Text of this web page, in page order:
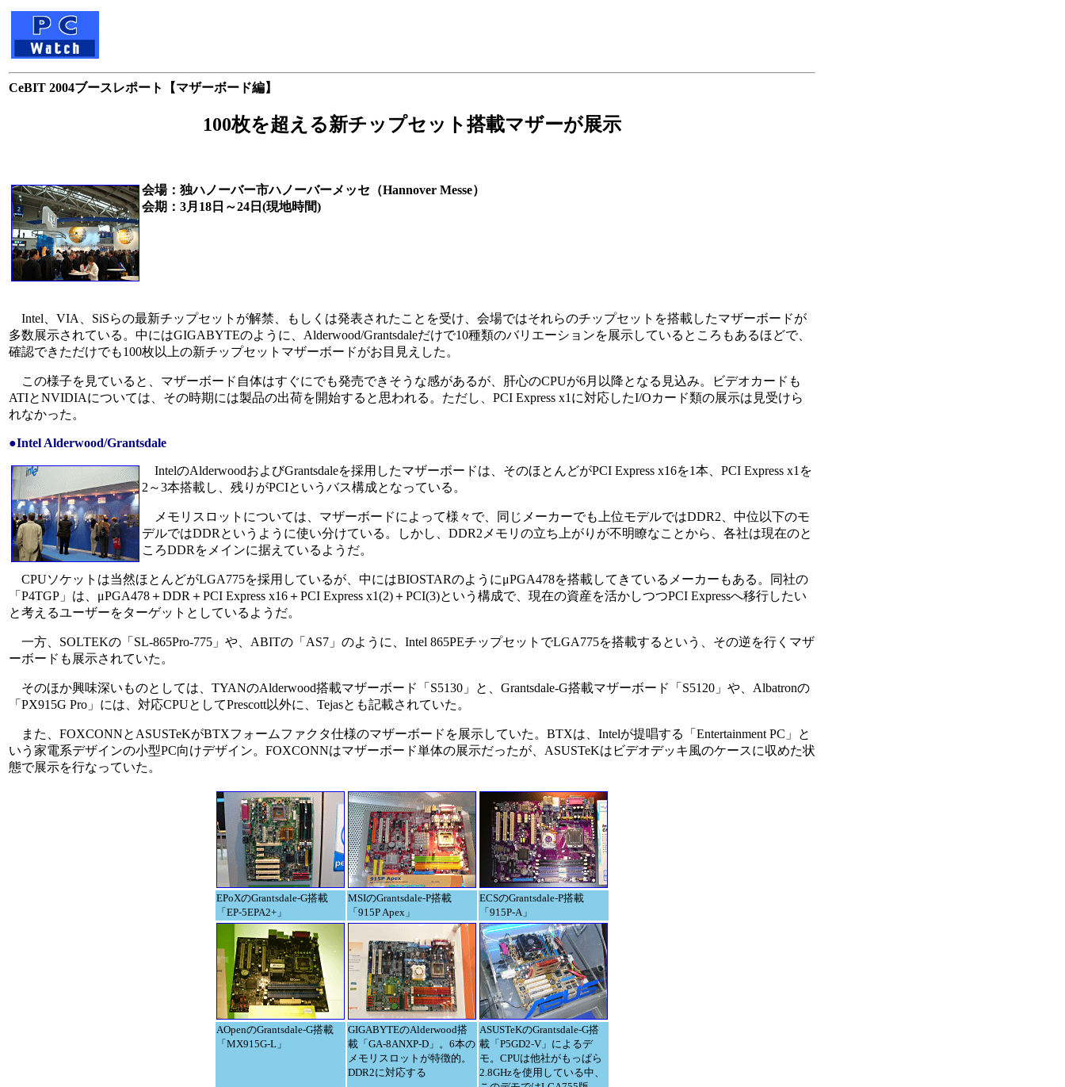
CeBIT 2004ブースレポート【マザーボード編】
100枚を超える新チップセット搭載マザーが展示
会場：独ハノーバー市ハノーバーメッセ（Hannover Messe）
会期：3月18日～24日(現地時間)
Intel、VIA、SiSらの最新チップセットが解禁、もしくは発表されたことを受け、会場ではそれらのチップセットを搭載したマザーボードが
多数展示されている。中にはGIGABYTEのように、Alderwood/Grantsdaleだけで10種類のバリエーションを展示しているところもあるほどで、
確認できただけでも100枚以上の新チップセットマザーボードがお目見えした。
この様子を見ていると、マザーボード自体はすぐにでも発売できそうな感があるが、肝心のCPUが6月以降となる見込み。ビデオカードも
ATIとNVIDIAについては、その時期には製品の出荷を開始すると思われる。ただし、PCI Express x1に対応したI/Oカード類の展示は見受けら
れなかった。
●Intel Alderwood/Grantsdale
IntelのAlderwoodおよびGrantsdaleを採用したマザーボードは、そのほとんどがPCI Express x16を1本、PCI Express x1を
2～3本搭載し、残りがPCIというバス構成となっている。
メモリスロットについては、マザーボードによって様々で、同じメーカーでも上位モデルではDDR2、中位以下のモ
デルではDDRというように使い分けている。しかし、DDR2メモリの立ち上がりが不明瞭なことから、各社は現在のと
ころDDRをメインに据えているようだ。
CPUソケットは当然ほとんどがLGA775を採用しているが、中にはBIOSTARのようにμPGA478を搭載してきているメーカーもある。同社の
「P4TGP」は、μPGA478＋DDR＋PCI Express x16＋PCI Express x1(2)＋PCI(3)という構成で、現在の資産を活かしつつPCI Expressへ移行したい
と考えるユーザーをターゲットとしているようだ。
一方、SOLTEKの「SL-865Pro-775」や、ABITの「AS7」のように、Intel 865PEチップセットでLGA775を搭載するという、その逆を行くマザ
ーボードも展示されていた。
そのほか興味深いものとしては、TYANのAlderwood搭載マザーボード「S5130」と、Grantsdale-G搭載マザーボード「S5120」や、Albatronの
「PX915G Pro」には、対応CPUとしてPrescott以外に、Tejasとも記載されていた。
また、FOXCONNとASUSTeKがBTXフォームファクタ仕様のマザーボードを展示していた。BTXは、Intelが提唱する「Entertainment PC」と
いう家電系デザインの小型PC向けデザイン。FOXCONNはマザーボード単体の展示だったが、ASUSTeKはビデオデッキ風のケースに収めた状
態で展示を行なっていた。
EPoXのGrantsdale-G搭載
「EP-5EPA2+」
MSIのGrantsdale-P搭載
「915P Apex」
ECSのGrantsdale-P搭載
「915P-A」
AOpenのGrantsdale-G搭載
「MX915G-L」
GIGABYTEのAlderwood搭
載「GA-8ANXP-D」。6本の
メモリスロットが特徴的。
DDR2に対応する
ASUSTeKのGrantsdale-G搭
載「P5GD2-V」によるデ
モ。CPUは他社がもっぱら
2.8GHzを使用している中、